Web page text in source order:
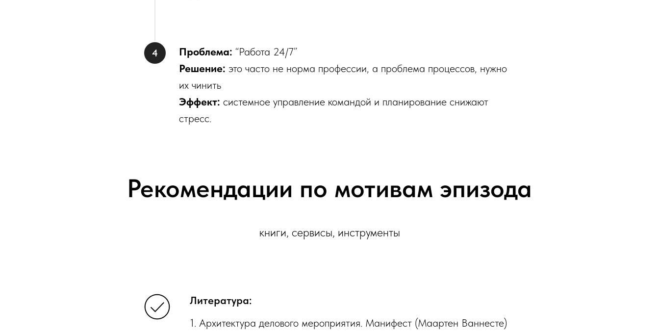
Проблема: “Работа 24/7”
Решение: это часто не норма профессии, а проблема процессов, нужно
их чинить
Эффект: системное управление командой и планирование снижают
стресс.
Рекомендации по мотивам эпизода
книги, сервисы, инструменты
Литература:
1. Архитектура делового мероприятия. Манифест (Маартен Ваннесте)